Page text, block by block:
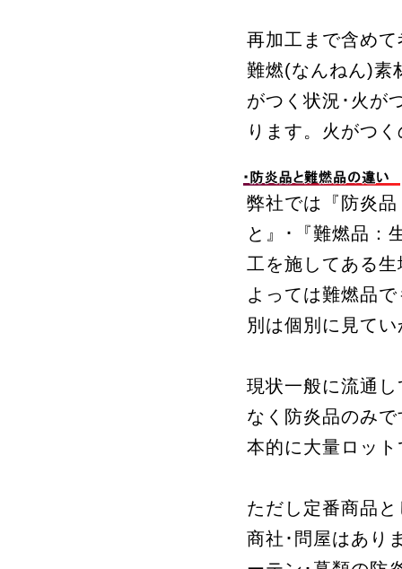
再加工まで含め
難燃(なんねん)素
がつく状況･火が
ります。火がつ
弊社では『防炎
と』･『難燃品：
工を施してある
よっては難燃品
別は個別に見て
現状一般に流通
なく防炎品のみ
本的に大量ロッ
ただし定番商品
商社･問屋はあり